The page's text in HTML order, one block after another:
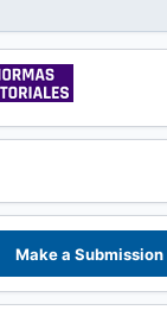
Make a Submission